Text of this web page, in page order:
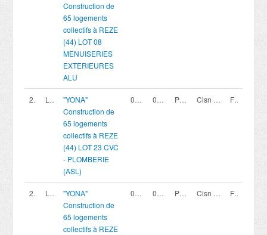
Construction de
65 logements
collectifs à REZE
(44) LOT 08
MENUISERIES
EXTERIEURES
ALU
200419812 LOT 23
"YONA"
Construction de
65 logements
collectifs à REZE
(44) LOT 23 CVC
- PLOMBERIE
(ASL)
02/08/2026 02/10/2026 12:00 Procédure avec négociation - Appel à candidature Cisn coopérative France
200419795 LOT 07
"YONA"
Construction de
65 logements
collectifs à REZE
02/08/2026 02/10/2026 12:00 Procédure avec négociation - Appel à candidature Cisn coopérative France